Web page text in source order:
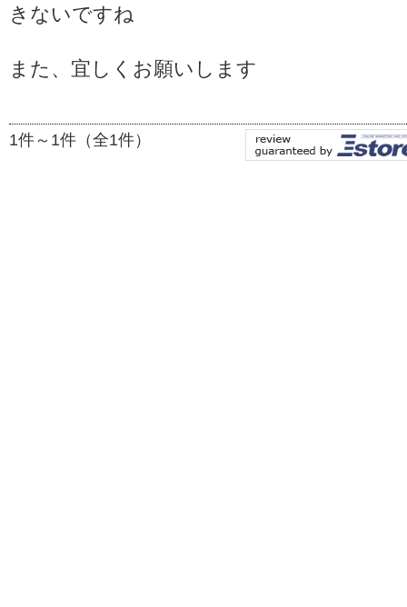
きないですね
また、宜しくお願いします
1件～1件（全1件）